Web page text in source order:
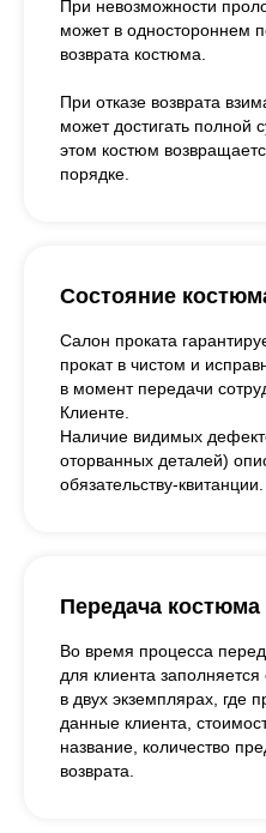
При невозможности
может в одностороннем
возврата костюма.
При отказе возврата
может достигать полной
этом костюм
порядке.
Состояние
Салон проката
прокат в чистом и
в момент передачи
Клиенте.
Наличие видимых
оторванных деталей)
обязательству-квитанции.
Передача костюма
Во время процесса
для клиента заполняется
в двух экземплярах, где
данные клиента,
название, количество
возврата.